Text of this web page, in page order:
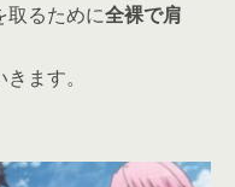
取るために全裸で肩
ます。